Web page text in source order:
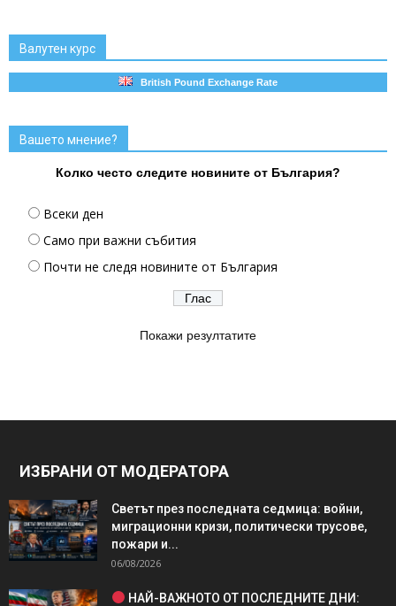
Валутен курс
British Pound Exchange Rate
Вашето мнение?
Колко често следите новините от България?
Всеки ден
Само при важни събития
Почти не следя новините от България
Покажи резултатите
ИЗБРАНИ ОТ МОДЕРАТОРА
Светът през последната седмица: войни,
миграционни кризи, политически трусове,
пожари и...
06/08/2026
НАЙ-ВАЖНОТО ОТ ПОСЛЕДНИТЕ ДНИ: